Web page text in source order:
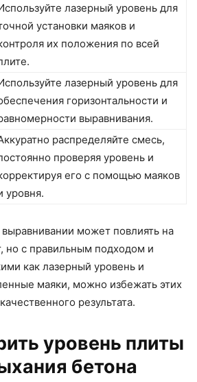
лазерный уровень для
установки маяков и
их положения по всей
лазерный уровень для
горизонтальности и
выравнивания.
распределяйте смесь,
проверяя уровень и
его с помощью маяков
уровня.
может повлиять на
но с правильным подходом и
как лазерный уровень и
маяки, можно избежать этих
результата.
уровень плиты
бетона